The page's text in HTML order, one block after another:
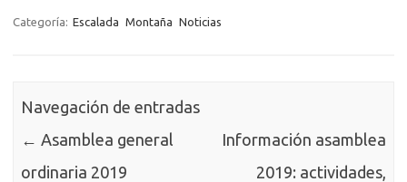
Categoría: Escalada Montaña Noticias
Navegación de entradas
← Asamblea general
ordinaria 2019
Información asamblea
2019: actividades,